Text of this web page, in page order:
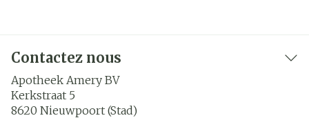
Contactez nous
Apotheek Amery BV
Kerkstraat 5
8620 Nieuwpoort (Stad)